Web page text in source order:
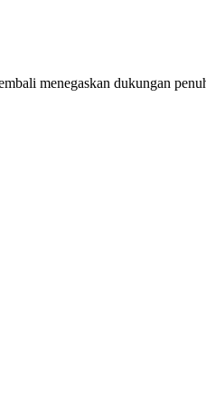
menegaskan dukungan